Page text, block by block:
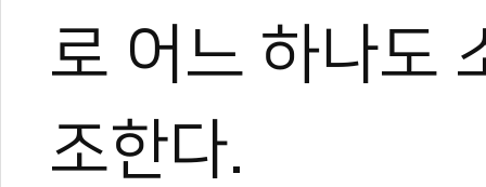
로 어느 하나도
조한다.